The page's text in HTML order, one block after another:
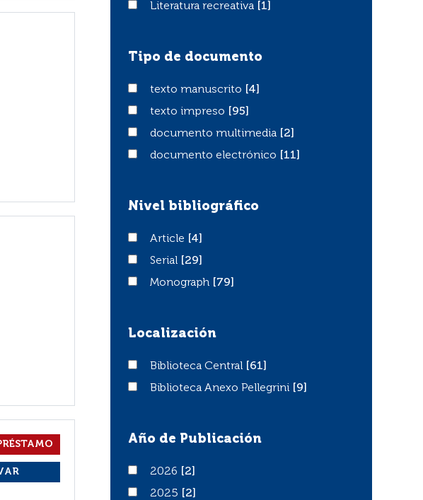
Literatura recreativa
Literatura recreativa [1]
Tipo de documento
texto manuscrito
texto manuscrito
[4]
texto impreso
texto impreso
[95]
documento multimedia
documento multimedia
[2]
documento electrónico
documento electrónico [11]
Nivel bibliográfico
ArticleArticle
[4]
SerialSerial
[29]
Monograph
Monograph [79]
Localización
Biblioteca Central
Biblioteca Central
[61]
Biblioteca Anexo Pellegrini
Biblioteca Anexo Pellegrini [9]
Año de Publicación
20262026
[2]
20252025
[2]